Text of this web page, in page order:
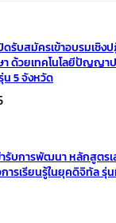
รับสมัครเข้าอบรมเชิง
า ด้วยเทคโนโลยีปัญญา
น 5 จังหวัด
รับการพัฒนา หลักสูตร
ารเรียนรู้ในยุคดิจิทัล รุ่